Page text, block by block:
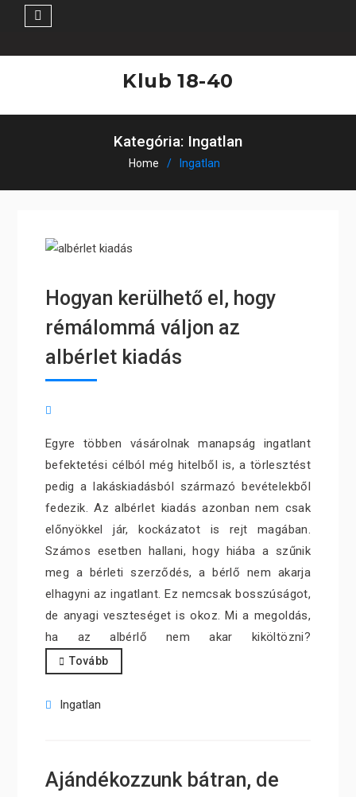
Klub 18-40
Kategória: Ingatlan
Home Ingatlan
Hogyan kerülhető el, hogy
rémálommá váljon az
albérlet kiadás
Egyre többen vásárolnak manapság ingatlant
befektetési célból még hitelből is, a törlesztést
pedig a lakáskiadásból származó bevételekből
fedezik. Az albérlet kiadás azonban nem csak
előnyökkel jár, kockázatot is rejt magában.
Számos esetben hallani, hogy hiába a szűnik
meg a bérleti szerződés, a bérlő nem akarja
elhagyni az ingatlant. Ez nemcsak bosszúságot,
de anyagi veszteséget is okoz. Mi a megoldás,
ha az albérlő nem akar kiköltözni?
Tovább
Ingatlan
Ajándékozzunk bátran, de